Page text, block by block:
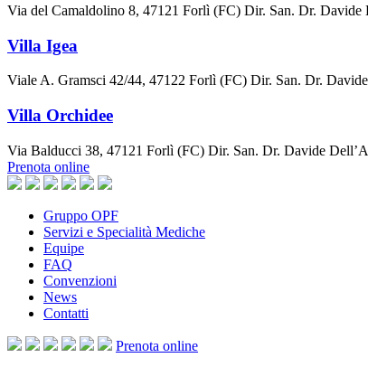
Via del Camaldolino 8, 47121 Forlì (FC) Dir. San. Dr. Davide
Villa Igea
Viale A. Gramsci 42/44, 47122 Forlì (FC) Dir. San. Dr.
Villa Orchidee
Via Balducci 38, 47121 Forlì (FC) Dir. San. Dr. Davide
Prenota online
Gruppo OPF
Servizi e Specialità Mediche
Equipe
FAQ
Convenzioni
News
Contatti
Prenota online